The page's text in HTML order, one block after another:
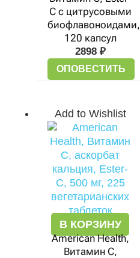
C с цитрусовыми
биофлавоноидами,
120 капсул
2898 ₽
ОПОВЕСТИТЬ
Add to Wishlist
В КОРЗИНУ
American Health,
Витамин С,